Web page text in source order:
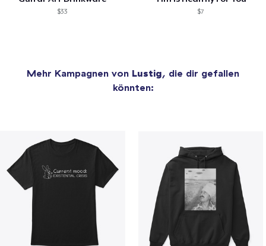
$33 $7
Mehr Kampagnen von Lustig, die dir gefallen
könnten: